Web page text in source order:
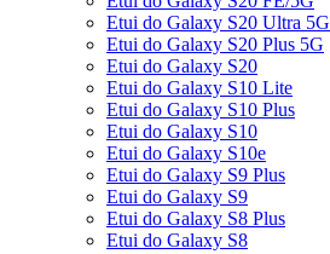
Etui do Galaxy S20 Ultra 5G
Etui do Galaxy S20 Plus 5G
Etui do Galaxy S20
Etui do Galaxy S10 Lite
Etui do Galaxy S10 Plus
Etui do Galaxy S10
Etui do Galaxy S10e
Etui do Galaxy S9 Plus
Etui do Galaxy S9
Etui do Galaxy S8 Plus
Etui do Galaxy S8